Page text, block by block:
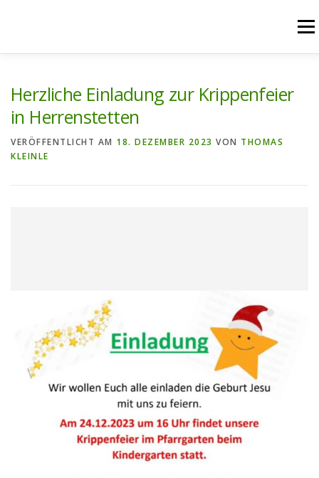
Menü
Herzliche Einladung zur Krippenfeier
in Herrenstetten
VERÖFFENTLICHT AM 18. DEZEMBER 2023 VON THOMAS
KLEINLE